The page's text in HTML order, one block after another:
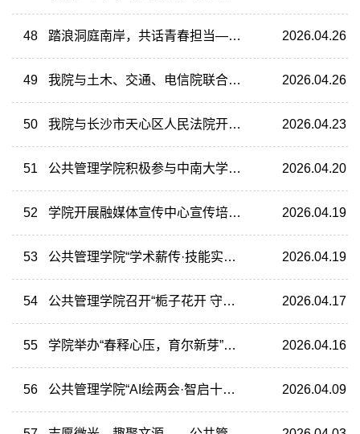
48 踏浪洞庭南岸，共话青春担当——我院研究生实践团赴常德市鼎城区蒿子港镇开展学习交流活动 2026.04.26
49 我院与土木、交通、电信院联合举办“你要跳舞吗”青春随舞会天心专场 2026.04.26
50 我院与长沙市天心区人民法院开展校地共建基地签约仪式 2026.04.23
51 公共管理学院积极参与中南大学第25届525心理健康节素质拓展活动 2026.04.20
52 学院开展融媒体宣传中心宣传培训会 2026.04.19
53 公共管理学院“学术薪传·技能实践”能力提升工作坊第一期开讲 2026.04.19
54 公共管理学院召开“栀子花开 守护未来”计划暨大中小学思政一体化建设座谈交流会 2026.04.17
55 学院举办“春释心压，育尔新芽”——“生命的礼物”阅享会活动 2026.04.16
56 公共管理学院“AI绘两会·智启十五五”创意作品征集大赛圆满落幕 2026.04.09